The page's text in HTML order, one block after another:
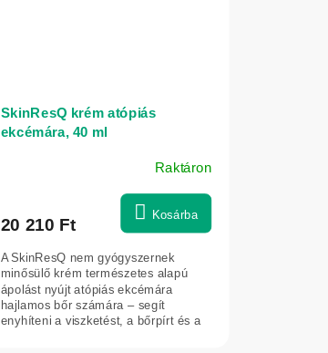
SkinResQ krém atópiás
ekcémára, 40 ml
Raktáron
20 210 Ft Kosárba
A SkinResQ nem gyógyszernek
minősülő krém természetes alapú
ápolást nyújt atópiás ekcémára
hajlamos bőr számára – segít
enyhíteni a viszketést, a bőrpírt és a